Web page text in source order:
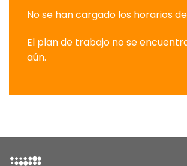
No se han cargado los horarios
El plan de trabajo no se
aún.